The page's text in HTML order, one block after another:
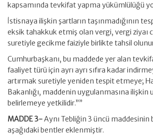
kapsamında tevkifat yapma yükümlülüğü
İstisnaya ilişkin şartların taşınmadığının
eksik tahakkuk etmiş olan vergi, vergi ziyaı
suretiyle gecikme faiziyle birlikte tahsil
Cumhurbaşkanı, bu maddede yer alan
faaliyet türü için ayrı ayrı sıfıra kadar
artırmak suretiyle yeniden tespit etmeye;
Bakanlığı, maddenin uygulanmasına ilişkin
belirlemeye yetkilidir.””
MADDE 3-Aynı Tebliğin 3 üncü maddesinin
aşağıdaki bentler eklenmiştir.